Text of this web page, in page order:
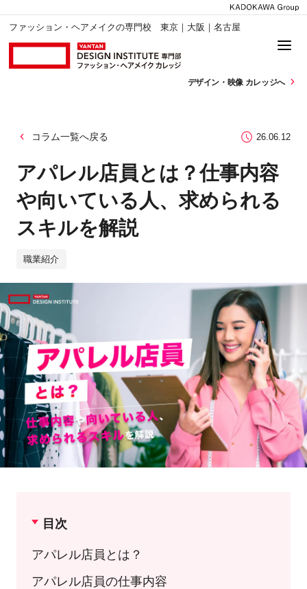
ファッション・ヘアメイクの専門校 東京｜大阪｜名古屋
デザイン・ 映像 カレッジへ
コラム一覧へ戻る 26.06.12
アパレル店員とは？仕事内容
や向いている人、求められる
スキルを解説
職業紹介
目次
アパレル店員とは？
アパレル店員の仕事内容